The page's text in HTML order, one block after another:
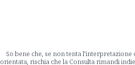
So bene che, se non tenta
orientata, rischia che la Consulta rimandi